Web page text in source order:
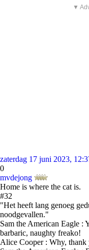
▼
zaterdag 17 juni 2023,
0
mvdejong
Home is where the cat is.
#32
"Het heeft lang genoeg
noodgevallen."
Sam the American Eagle :
barbaric, naughty freako!
Alice Cooper : Why, thank